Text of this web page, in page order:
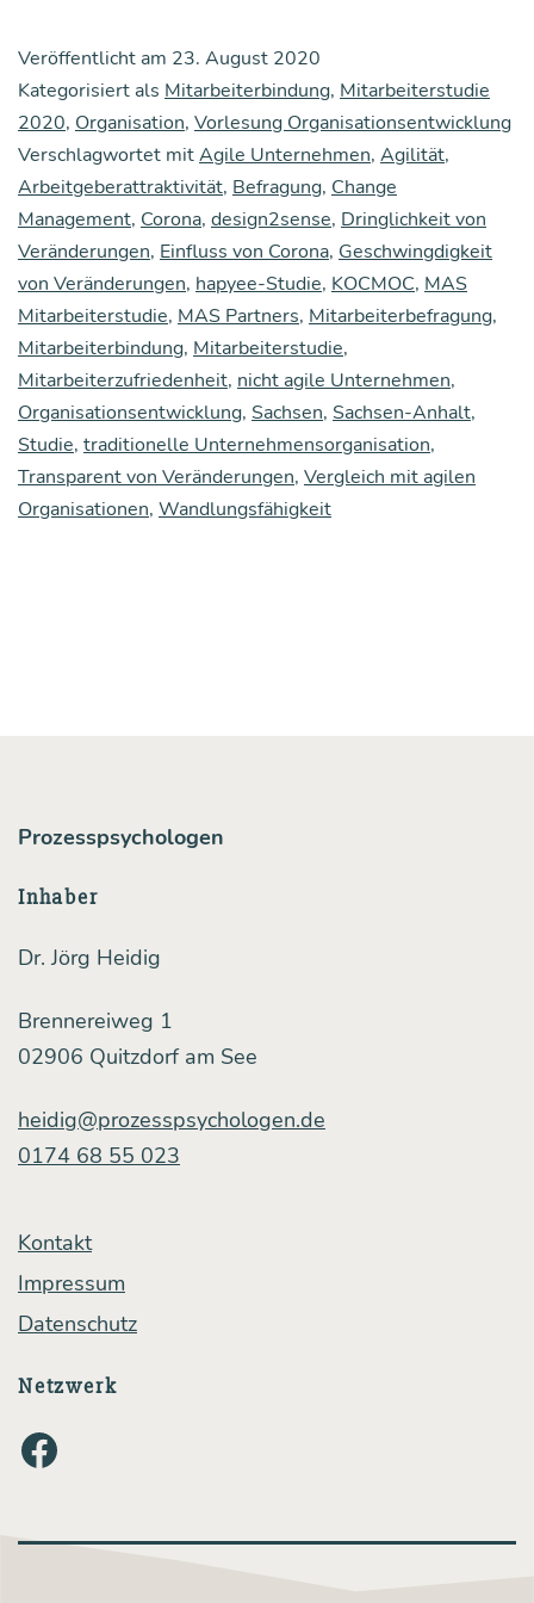
neh­
men
zei­
gen
sich
deut­
lich
wand­
lungs­
fä­
hi­
ger
Veröffentlicht am 23. August 2020
Kategorisiert als Mitarbeiterbindung, Mitarbeiterstudie
2020, Organisation, Vorlesung Organisationsentwicklung
Verschlagwortet mitAgile Unternehmen, Agilität,
Arbeitgeberattraktivität, Befragung, Change
Management, Corona, design2sense, Dringlichkeit von
Veränderungen, Einfluss von Corona, Geschwingdigkeit
von Veränderungen, hapyee-Studie, KOCMOC, MAS
Mitarbeiterstudie, MAS Partners, Mitarbeiterbefragung,
Mitarbeiterbindung, Mitarbeiterstudie,
Mitarbeiterzufriedenheit, nicht agile Unternehmen,
Organisationsentwicklung, Sachsen, Sachsen-Anhalt,
Studie, traditionelle Unternehmensorganisation,
Transparent von Veränderungen, Vergleich mit agilen
Organisationen, Wandlungsfähigkeit
Prozesspsychologen
Inhaber
Dr. Jörg Heidig
Brennereiweg 1
02906 Quitzdorf am See
heidig@prozesspsychologen.de
0174 68 55 023
Kontakt
Impressum
Datenschutz
Netzwerk
Facebook